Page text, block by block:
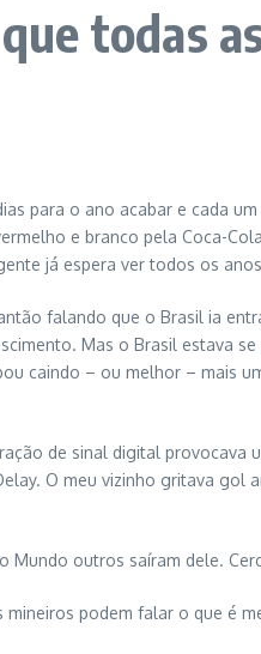
todas
para o ano acabar e cada
e branco pela Coca-
já espera ver todos os
falando que o Brasil ia
Mas o Brasil estava
caindo – ou melhor – mais
de sinal digital
O meu vizinho gritava gol
Mundo outros saíram dele.
podem falar o que é